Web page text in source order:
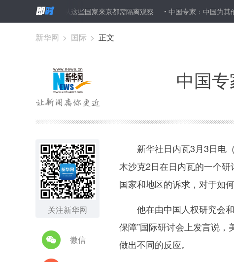
注意！从这些国家来京都需隔离观察 中国专家：中国为其
新华网 > 国际 > 正文
中国
关注新华网
微信
新华社日内瓦3月3日电（
木沙克2日在日内瓦的一个
国家和地区的诉求，对于如
他在由中国人权研究会和
保障”国际研讨会上发言说，
做出不同的反应。